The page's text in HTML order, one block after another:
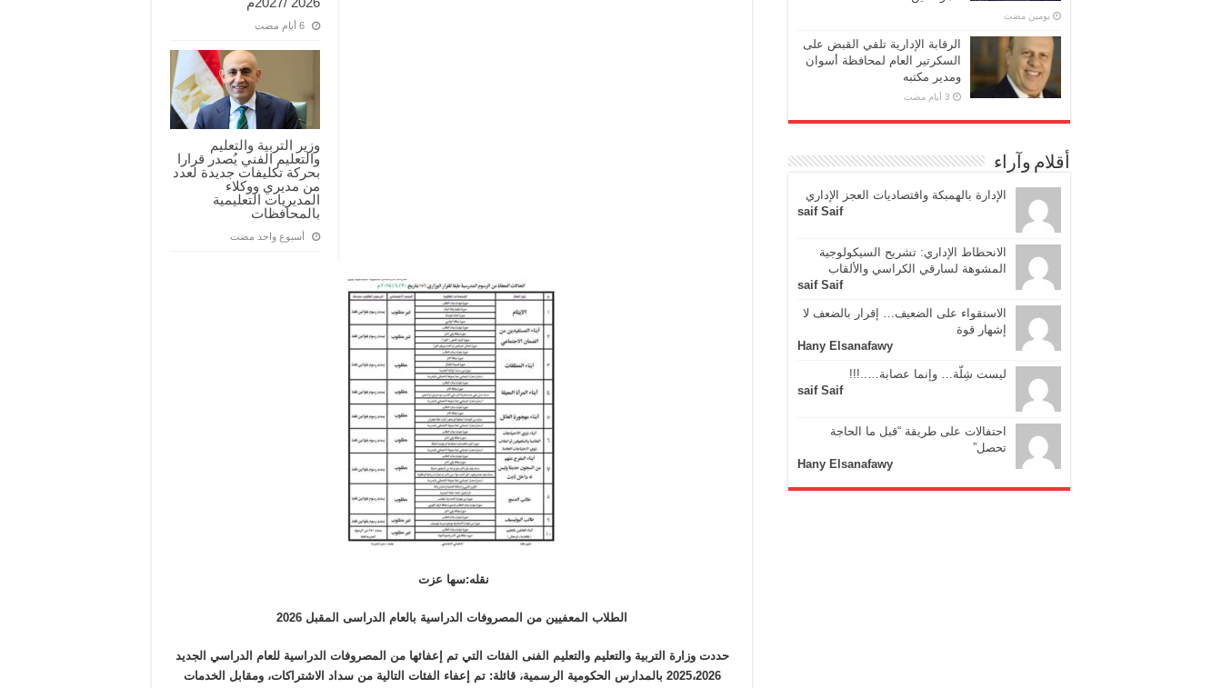
وزير التربية والتعليم
والتعليم الفني يُصدر قرارا
بحركة تكليفات جديدة لعدد
من مديري ووكلاء
المديريات التعليمية
بالمحافظات
‏أسبوع واحد مضت
نقله:سها عزت
الطلاب المعفيين من المصروفات الدراسية بالعام الدراسى المقبل 2026
حددت وزارة التربية والتعليم والتعليم الفنى الفئات التي تم إعفائها من المصروفات الدراسية للعام الدراسي الجديد
2025،2026 بالمدارس الحكومية الرسمية، قائلة: تم إعفاء الفئات التالية من سداد الاشتراكات، ومقابل الخدمات
‏يومين مضت
الرقابة الإدارية تلقي القبض على
السكرتير العام لمحافظة أسوان
ومدير مكتبه
أقلام وآراء
الإدارة بالهمبكة واقتصاديات العجز الإداري
saif Saif
الانحطاط الإداري: تشريح السيكولوجية
المشوهة لسارقي الكراسي والألقاب
saif Saif
الاستقواء على الضعيف… إقرار بالضعف لا
إشهار قوة
Hany Elsanafawy
ليست شِلّة… وإنما عصابة…..!!!
saif Saif
احتفالات على طريقة “قبل ما الحاجة
تحصل”
Hany Elsanafawy